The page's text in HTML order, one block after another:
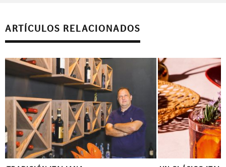
ARTÍCULOS RELACIONADOS